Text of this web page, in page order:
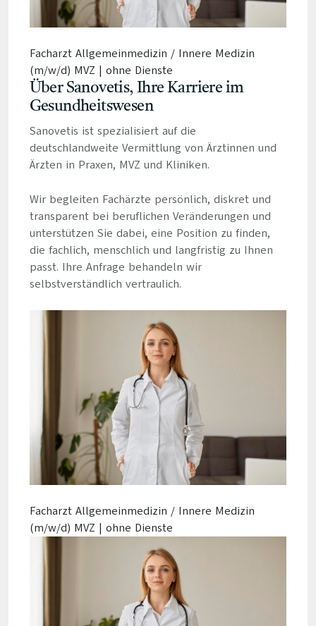
Facharzt Allgemeinmedizin / Innere Medizin
(m/w/d) MVZ | ohne Dienste
Über Sanovetis, Ihre Karriere im
Gesundheitswesen
Sanovetis ist spezialisiert auf die
deutschlandweite Vermittlung von Ärztinnen und
Ärzten in Praxen, MVZ und Kliniken.
Wir begleiten Fachärzte persönlich, diskret und
transparent bei beruflichen Veränderungen und
unterstützen Sie dabei, eine Position zu finden,
die fachlich, menschlich und langfristig zu Ihnen
passt. Ihre Anfrage behandeln wir
selbstverständlich vertraulich.
Facharzt Allgemeinmedizin / Innere Medizin
(m/w/d) MVZ | ohne Dienste